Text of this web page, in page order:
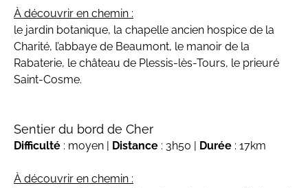
À découvrir en chemin :
le jardin botanique, la chapelle ancien hospice de la
Charité, l’abbaye de Beaumont, le manoir de la
Rabaterie, le château de Plessis-lès-Tours, le prieuré
Saint-Cosme.
Sentier du bord de Cher
Difficulté : moyen | Distance : 3h50 | Durée : 17km
À découvrir en chemin :